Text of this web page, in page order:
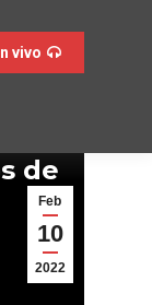
vivo
Feb
10
2022
de